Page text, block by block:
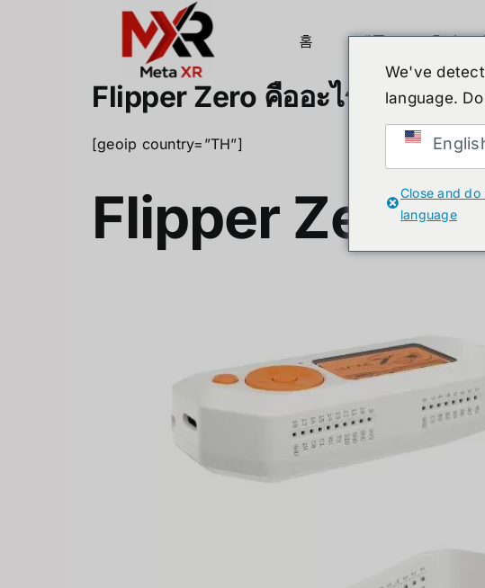
홈 제품 휴머노
Flipper Zero คืออะไร
[geoip country=”TH”]
Flipper Zero คือ
We've
language.
Close and
language